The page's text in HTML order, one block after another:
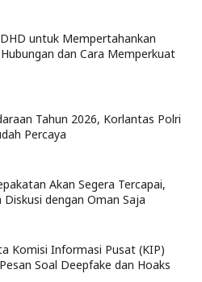
untuk Mempertahankan
dan Cara Memperkuat
Tahun 2026, Korlantas Polri
Percaya
Akan Segera Tercapai,
dengan Oman Saja
Komisi Informasi Pusat (KIP)
Soal Deepfake dan Hoaks